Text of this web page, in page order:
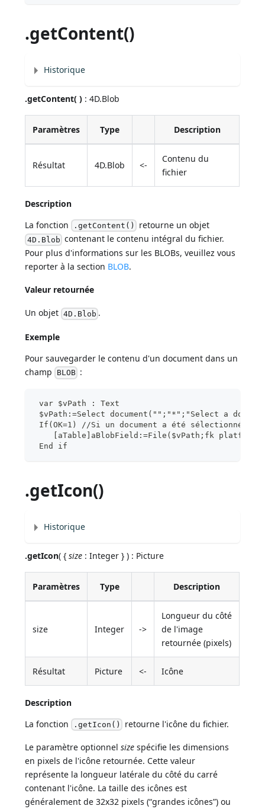
.getContent()
Historique
.getContent( ) : 4D.Blob
Paramètres Type Description
Résultat 4D.Blob <-
Contenu du
fichier
Description
La fonction .getContent() retourne un objet
4D.Blob contenant le contenu intégral du fichier.
Pour plus d'informations sur les BLOBs, veuillez vous
reporter à la section BLOB.
Valeur retournée
Un objet 4D.Blob .
Exemple
Pour sauvegarder le contenu d'un document dans un
champ BLOB :
var $vPath : Text
$vPath:=Select document("";"*";"Select a
If(OK=1) //Si un document a été sélectionné
[aTable]aBlobField:=File($vPath;fk platform
End if
.getIcon()
Historique
.getIcon( {size : Integer } ) : Picture
Paramètres Type Description
size Integer ->
Longueur du côté
de l'image
retournée (pixels)
Résultat Picture <- Icône
Description
La fonction .getIcon() retourne l'icône du fichier.
Le paramètre optionnelsize spécifie les dimensions
en pixels de l'icône retournée. Cette valeur
représente la longueur latérale du côté du carré
contenant l'icône. La taille des icônes est
généralement de 32x32 pixels (“grandes icônes”) ou